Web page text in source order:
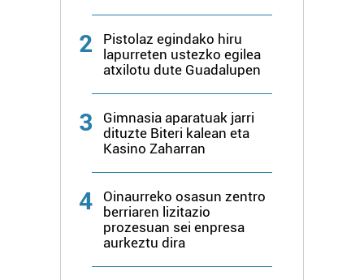
2
Pistolaz egindako hiru
lapurreten ustezko egilea
atxilotu dute Guadalupen
3
Gimnasia aparatuak jarri
dituzte Biteri kalean eta
Kasino Zaharran
4
Oinaurreko osasun zentro
berriaren lizitazio
prozesuan sei enpresa
aurkeztu dira